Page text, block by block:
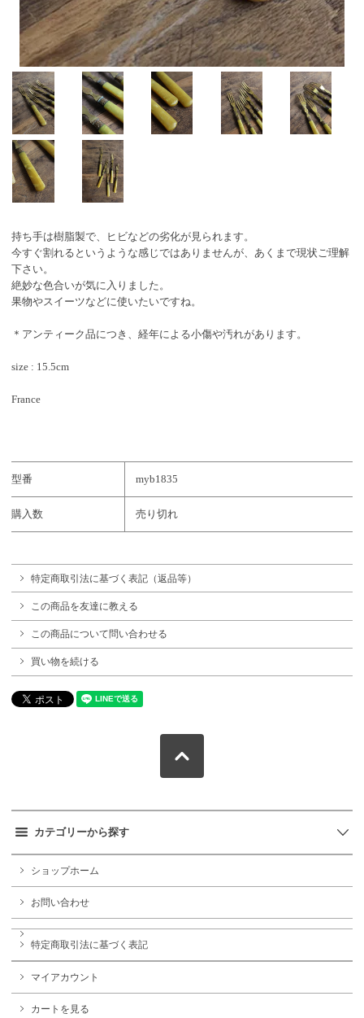
持ち手は樹脂製で、ヒビなどの劣化が見られます。
今すぐ割れるというような感じではありませんが、あくまで現状ご理解
下さい。
絶妙な色合いが気に入りました。
果物やスイーツなどに使いたいですね。
＊アンティーク品につき、経年による小傷や汚れがあります。
size : 15.5cm
France
型番 myb1835
購入数 売り切れ
特定商取引法に基づく表記（返品等）
この商品を友達に教える
この商品について問い合わせる
買い物を続ける
カテゴリーから探す
ショップホーム
お問い合わせ
特定商取引法に基づく表記
マイアカウント
カートを見る